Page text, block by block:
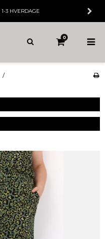
1-3 HVERDAGE
0
/